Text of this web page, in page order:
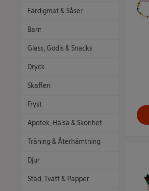
Färdigmat & Såser
Barn
Glass, Godis & Snacks
Dryck
Skafferi
Fryst
Apotek, Hälsa & Skönhet
Träning & Återhämtning
Djur
Städ, Tvätt & Papper